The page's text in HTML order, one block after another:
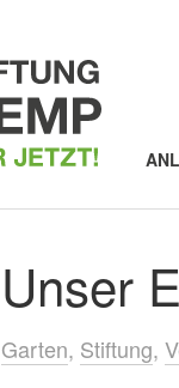
Unser
Garten Stiftung